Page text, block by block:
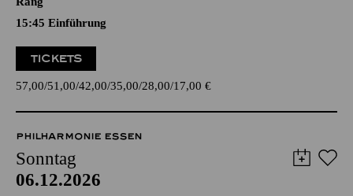
Rang
15:45 Einführung
57,00 51,00 42,00 35,00
PHILHARMONIE ESSEN